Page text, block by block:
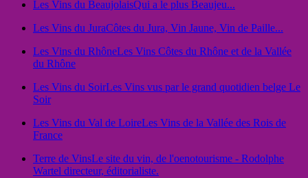
Les Vins du BeaujolaisQui a le plus Beaujeu...
Les Vins du JuraCôtes du Jura, Vin Jaune, Vin de Paille...
Les Vins du RhôneLes Vins Côtes du Rhône et de la Vallée
du Rhône
Les Vins du SoirLes Vins vus par le grand quotidien belge Le
Soir
Les Vins du Val de LoireLes Vins de la Vallée des Rois de
France
Terre de VinsLe site du vin, de l'oenotourisme - Rodolphe
Wartel directeur, éditorialiste.